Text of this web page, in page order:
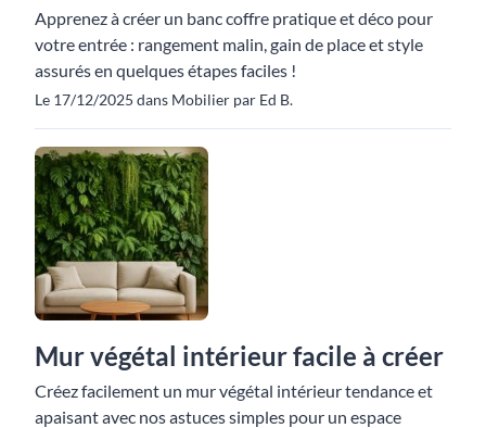
Apprenez à créer un banc coffre pratique et déco pour
votre entrée : rangement malin, gain de place et style
assurés en quelques étapes faciles !
Le 17/12/2025 dans Mobilier par Ed B.
Mur végétal intérieur facile à créer
Créez facilement un mur végétal intérieur tendance et
apaisant avec nos astuces simples pour un espace